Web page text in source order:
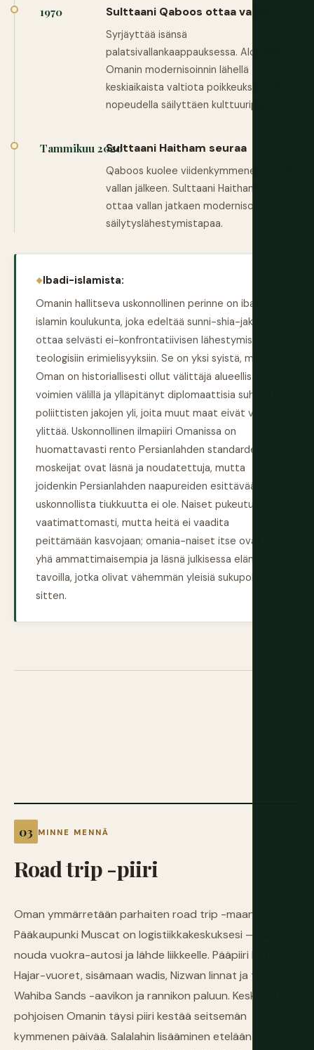
1970 Sulttaani Qaboos ottaa vallan
Syrjäyttää isänsä
palatsivallankaappauksessa. Aloittaa
Omanin modernisoinnin lähellä
keskiaikaista valtiota poikkeuksellisella
nopeudella säilyttäen kulttuuriperinnön.
Tammikuu 2020Sulttaani Haitham seuraa
Qaboos kuolee viidenkymmenen vuoden
vallan jälkeen. Sulttaani Haitham bin Tariq
ottaa vallan jatkaen modernisointia ja
säilytyslähestymistapaa.
Ibadi-islamista:
Omanin hallitseva uskonnollinen perinne on ibadi —
islamin koulukunta, joka edeltää sunni-shia-jakoa ja
ottaa selvästi ei-konfrontatiivisen lähestymistavan
teologisiin erimielisyyksiin. Se on yksi syistä, miksi
Oman on historiallisesti ollut välittäjä alueellisten
voimien välillä ja ylläpitänyt diplomaattisia suhteita
poliittisten jakojen yli, joita muut maat eivät voi
ylittää. Uskonnollinen ilmapiiri Omanissa on
huomattavasti rento Persianlahden standardeilla:
moskeijat ovat läsnä ja noudatettuja, mutta
joidenkin Persianlahden naapureiden esittävää
uskonnollista tiukkuutta ei ole. Naiset pukeutuvat
vaatimattomasti, mutta heitä ei vaadita
peittämään kasvojaan; omania-naiset itse ovat
yhä ammattimaisempia ja läsnä julkisessa elämässä
tavoilla, jotka olivat vähemmän yleisiä sukupolvi
sitten.
MINNE MENNÄ
Roadtrip-piiri
Oman ymmärretään parhaiten road trip -maana.
Pääkaupunki Muscat on logistiikkakeskuksesi — saavu,
nouda vuokra-autosi ja lähde liikkeelle. Pääpiiri kattaa
Hajar-vuoret, sisämaan wadis, Nizwan linnat ja torit,
Wahiba Sands -aavikon ja rannikon paluun. Keskisen ja
pohjoisen Omanin täysi piiri kestää seitsemän
kymmenen päivää. Salalahin lisääminen etelään vaatii